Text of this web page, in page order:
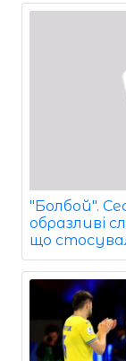
"Болбой".
образливі
що